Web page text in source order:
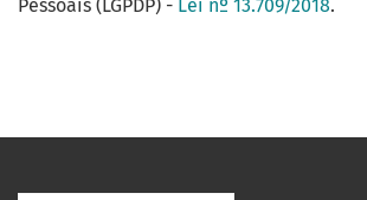
Pessoais (LGPDP) - Lei nº 13.709/2018.